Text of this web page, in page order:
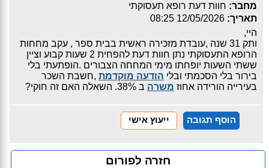
מחבר: חוות דעת רופא תעסוקתי
תאריך: 12/05/2026 08:25
היי,
ותק 31 שנה ,עובדת מזכירה ראשית בבית ספר , עקב מחחות
הרופא התעסוקתי נתן חוות דעת להפחית 2 שעות קבוע וציין
ששתי השעות יופחתו מימי המחחה הצבורים .הופתעתי בלי
בירור בלי הסכמתי ובלי הודעה מוקדמת ,חשבת השכר
בעירייה הורידה אחוז משרה ב 38%. השאלה האם זה חוקי?
הוסף תגובה ייעוץ אישי
חזרה לפורום